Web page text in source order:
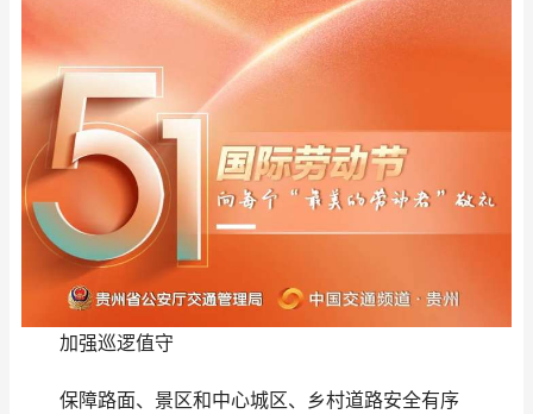
加强巡逻值守
保障路面、景区和中心城区、乡村道路安全有序